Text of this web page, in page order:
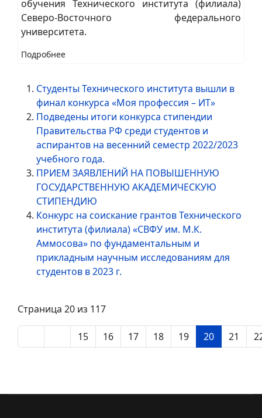
обучения Технического института (филиала)
Северо-Восточного федерального
университета.
Подробнее
Студенты Технического института вышли в
финал конкурса «Моя профессия – ИТ»
Подведены итоги конкурса стипендии
Правительства РФ среди студентов и
аспирантов на весенний семестр 2022/2023
учебного года.
ПРИЕМ ЗАЯВЛЕНИЙ НА ПОВЫШЕННУЮ
ГОСУДАРСТВЕННУЮ АКАДЕМИЧЕСКУЮ
СТИПЕНДИЮ
Конкурс на соискание грантов Технического
института (филиала) «СВФУ им. М.К.
Аммосова» по фундаментальным и
прикладным научным исследованиям для
студентов в 2023 г.
Страница 20 из 117
15 16 17 18 19 20 21